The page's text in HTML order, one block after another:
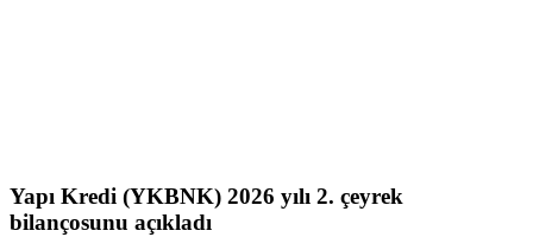
Yapı Kredi (YKBNK) 2026 yılı 2. çeyrek
bilançosunu açıkladı